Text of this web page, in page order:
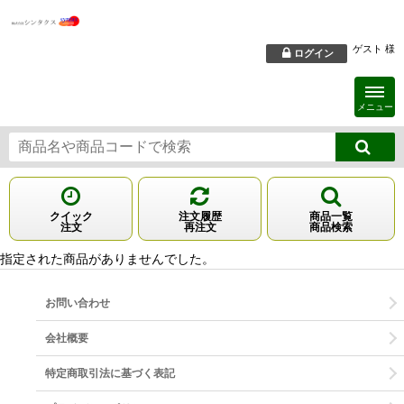
ログイン ゲスト 様
メニュー
クイック
注文
注文履歴
再注文
商品一覧
商品検索
指定された商品がありませんでした。
お問い合わせ
会社概要
特定商取引法に基づく表記